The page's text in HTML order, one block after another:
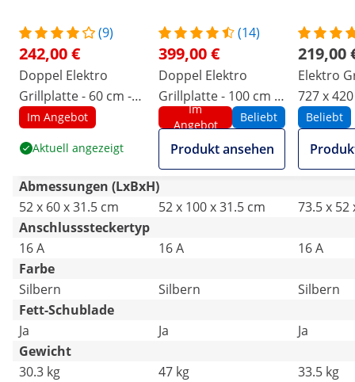
(9)
242,00 €
Doppel Elektro
Grillplatte - 60 cm -
glatt - 2 x 3.200 W
Im Angebot
Aktuell angezeigt
(14)
399,00 €
Doppel Elektro
Grillplatte - 100 cm -
glatt - 2 x 3.200 W
Im
Angebot
Beliebt
Produkt ansehen
219,00
Elektro
727 x
W
Beliebt
Abmessungen (LxBxH)
52 x 60 x 31.5 cm
52 x 100 x 31.5 cm
73.5 x 52
Anschlusssteckertyp
16 A
16 A
16 A
Farbe
Silbern
Silbern
Silbern
Fett-Schublade
Ja
Ja
Ja
Gewicht
30.3 kg
47 kg
33.5 kg